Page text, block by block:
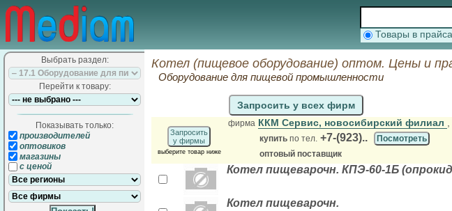
Товары в
Выбрать раздел:
Перейти к товару:
Показывать только:
производителей
оптовиков
магазины
с ценой
Котел (пищевое оборудование) оптом. Цены и
Оборудование для пищевой промышленности
Запросить у всех фирм
Запросить
у фирмы
выберите товар ниже
фирма ККМ Сервис, новосибирский филиал
купить по тел. +7-(923)..
Посмотреть
оптовый поставщик
Котел пищеварочн. КПЭ-60-1Б
Котел пищеварочн.